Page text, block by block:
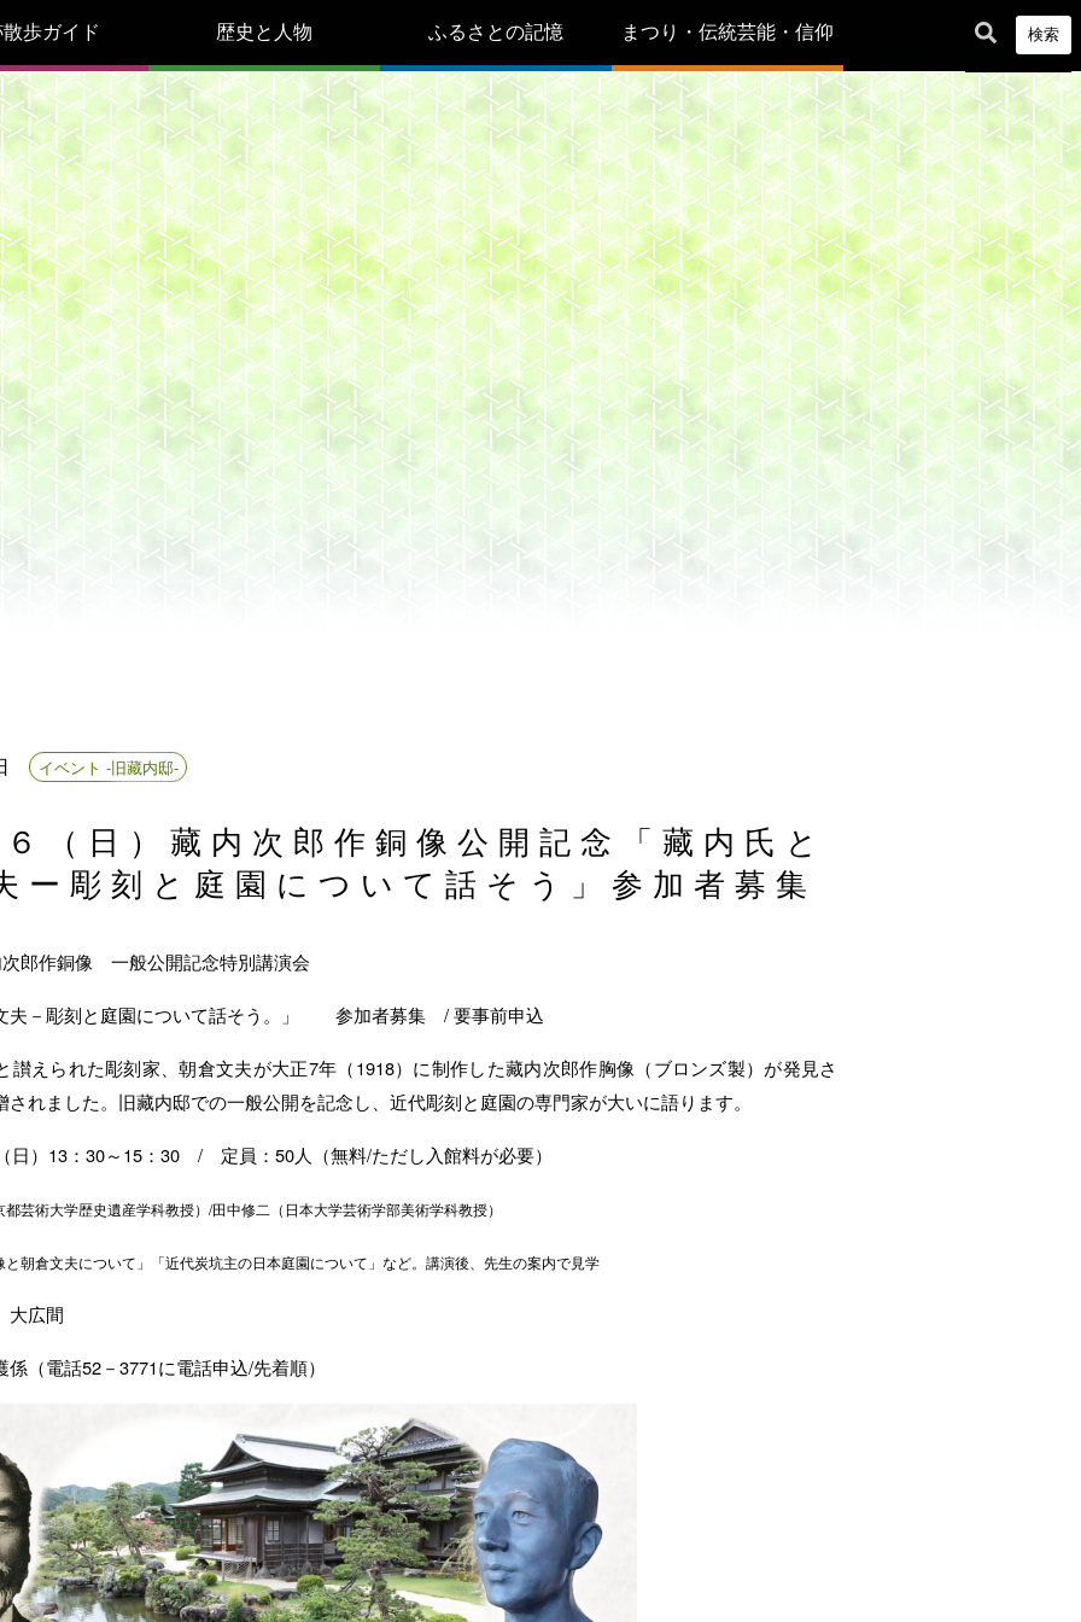
歩ガイド 歴史と人物 ふるさとの記憶 まつり・伝統芸能・信仰 検索
イベント -旧藏内邸-
（日）藏内次郎作銅像公開記念「藏内氏と
ー彫刻と庭園について話そう」参加者募集
郎作銅像 一般公開記念特別講演会
夫－彫刻と庭園について話そう。」 参加者募集 / 要事前申込
えられた彫刻家、朝倉文夫が大正7年（ 1918）に制作した藏内次郎作胸像（ブロンズ製）が発見さ
されました。旧藏内邸での一般公開を記念し、近代彫刻と庭園の専門家が大いに語ります。
日） 13 ： 30～ 15 ： 30 / 定員： 50人（無料/ただし入館料が必要）
芸術大学歴史遺産学科教授） /田中修二（日本大学芸術学部美術学科教授）
と朝倉文夫について」「近代炭坑主の日本庭園について」など。講演後、先生の案内で見学
大広間
係（電話52 － 3771 に電話申込/先着順）